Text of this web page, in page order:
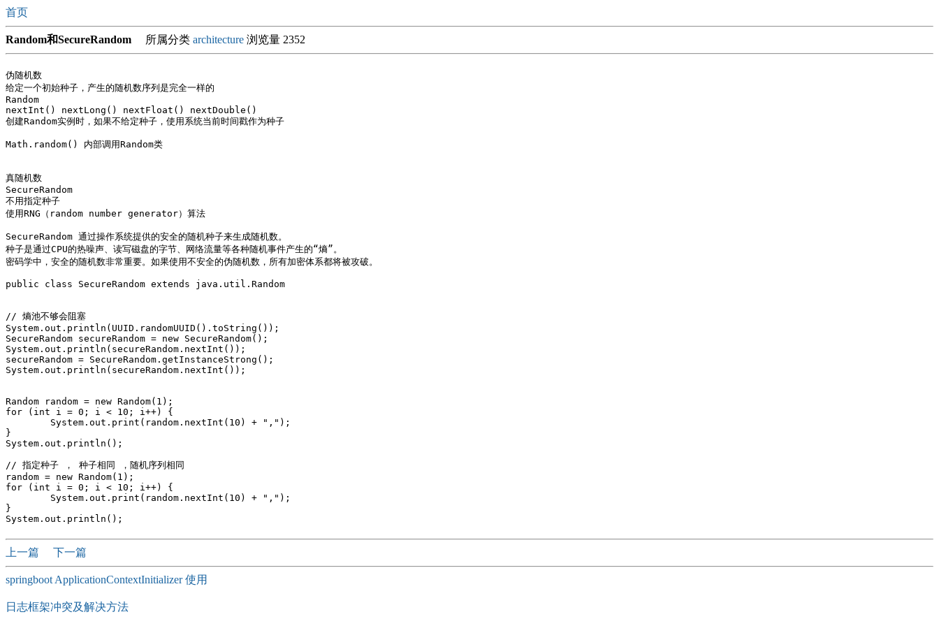
首页
Random和SecureRandom 所属分类 architecture 浏览量 2352
伪随机数
给定一个初始种子，产生的随机数序列是完全一样的
Random
nextInt() nextLong() nextFloat() nextDouble()
创建Random实例时，如果不给定种子，使用系统当前时间戳作为种子
Math.random() 内部调用Random类
真随机数
SecureRandom
不用指定种子
使用RNG（random number generator）算法
SecureRandom 通过操作系统提供的安全的随机种子来生成随机数。
种子是通过CPU的热噪声、读写磁盘的字节、网络流量等各种随机事件产生的“熵”。
密码学中，安全的随机数非常重要。如果使用不安全的伪随机数，所有加密体系都将被攻破。
public class SecureRandom extends java.util.Random
// 熵池不够会阻塞
System.out.println(UUID.randomUUID().toString());
SecureRandom secureRandom = new SecureRandom();
System.out.println(secureRandom.nextInt());
secureRandom = SecureRandom.getInstanceStrong();
System.out.println(secureRandom.nextInt());
Random random = new Random(1);
for (int i = 0; i < 10; i++) {
}
System.out.println();
// 指定种子 ， 种子相同 ，随机序列相同
random = new Random(1);
for (int i = 0; i < 10; i++) {
}
上一篇 下一篇
springboot ApplicationContextInitializer 使用
日志框架冲突及解决方法